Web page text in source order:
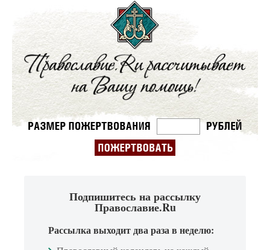
Подпишитесь на рассылку
Православие.Ru
Рассылка выходит два раза в неделю: